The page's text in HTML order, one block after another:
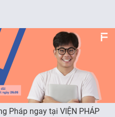
FR
Pháp ngay tại VIỆN PHÁP